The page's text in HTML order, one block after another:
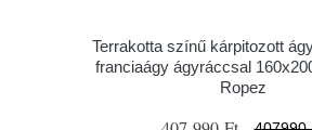
Terrakotta színű kárpitozott
franciaágy ágyráccsal
Ropez